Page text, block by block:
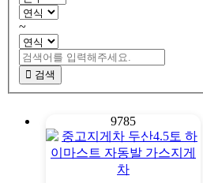
~
검색
9785